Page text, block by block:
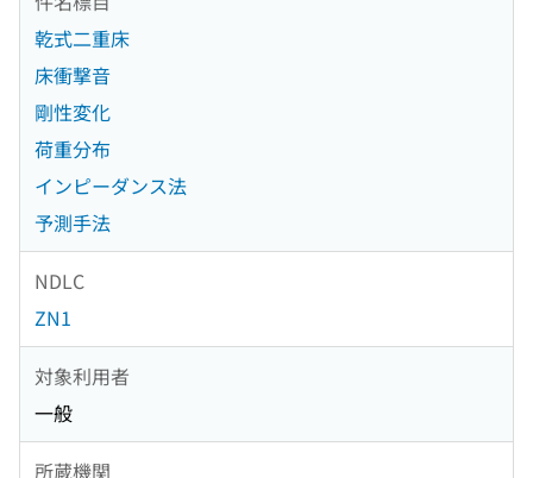
乾式二重床
床衝撃音
剛性変化
荷重分布
インピーダンス法
予測手法
NDLC
ZN1
対象利用者
一般
所蔵機関